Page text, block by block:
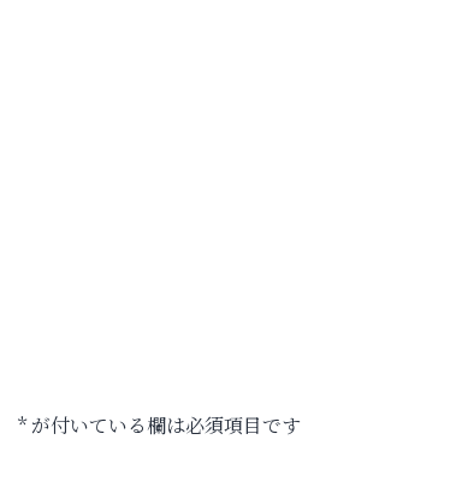
*が付いている欄は必須項目です